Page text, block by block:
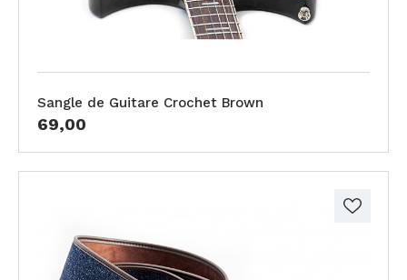
Sangle de Guitare Crochet Brown
69,00